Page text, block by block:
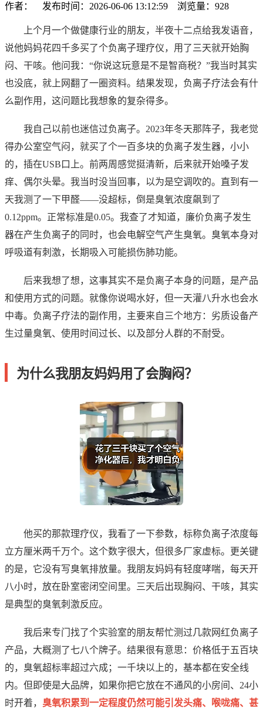
作者： 发布时间：2026-06-06 13:12:59 浏览量： 928
上个月一个做健康行业的朋友，半夜十二点给我发语音，
说他妈妈花四千多买了个负离子理疗仪，用了三天就开始胸
闷、干咳。他问我：“你说这玩意是不是智商税？”我当时其实
也没底，就上网翻了一圈资料。结果发现，负离子疗法会有什
么副作用，这问题比我想象的复杂得多。
我自己以前也迷信过负离子。2023年冬天那阵子，我老觉
得办公室空气闷，就买了个一百多块的负离子发生器，小小
的，插在USB口上。前两周感觉挺清新，后来就开始嗓子发
痒、偶尔头晕。我当时没当回事，以为是空调吹的。直到有一
天我测了一下甲醛——没超标，倒是臭氧浓度飙到了
0.12ppm。正常标准是0.05。我查了才知道，廉价负离子发生
器在产生负离子的同时，也会电解空气产生臭氧。臭氧本身对
呼吸道有刺激，长期吸入可能损伤肺功能。
后来我想了想，这事其实不是负离子本身的问题，是产品
和使用方式的问题。就像你说喝水好，但一天灌八升水也会水
中毒。负离子疗法的副作用，主要来自三个地方：劣质设备产
生过量臭氧、使用时间过长、以及部分人群的不耐受。
为什么我朋友妈妈用了会胸闷？
他买的那款理疗仪，我看了一下参数，标称负离子浓度每
立方厘米两千万个。这个数字很大，但很多厂家虚标。更关键
的是，它没有写臭氧排放量。我朋友妈妈有轻度哮喘，每天开
八小时，放在卧室密闭空间里。三天后出现胸闷、干咳，其实
是典型的臭氧刺激反应。
我后来专门找了个实验室的朋友帮忙测过几款网红负离子
产品，大概测了七八个牌子。结果很有意思：价格低于五百块
的，臭氧超标率超过六成；一千块以上的，基本都在安全线
内。但即使是大品牌，如果你把它放在不通风的小房间、24小
时开着， 臭氧积累到一定程度仍然可能引发头痛、喉咙痛、甚